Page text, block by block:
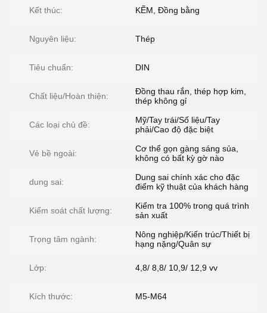
Kết thúc: KẼM, Đồng bằng
Nguyên liệu: Thép
Tiêu chuẩn: DIN
Chất liệu/Hoàn thiện:
Đồng thau rắn, thép hợp kim,
thép không gỉ
Các loại chủ đề:
Mỹ/Tay trái/Số liệu/Tay
phải/Cao độ đặc biệt
Vẻ bề ngoài:
Cơ thể gọn gàng sáng sủa,
không có bất kỳ gờ nào
dung sai:
Dung sai chính xác cho đặc
điểm kỹ thuật của khách hàng
Kiểm soát chất lượng:
Kiểm tra 100% trong quá trình
sản xuất
Trọng tâm ngành:
Nông nghiệp/Kiến trúc/Thiết bị
hạng nặng/Quân sự
Lớp: 4,8/ 8,8/ 10,9/ 12,9 vv
Kích thước: M5-M64